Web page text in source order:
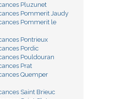
Pluzunet
Pommerit Jaudy
Pommerit le
Pontrieux
Pordic
Pouldouran
Prat
Quemper
Saint Brieuc